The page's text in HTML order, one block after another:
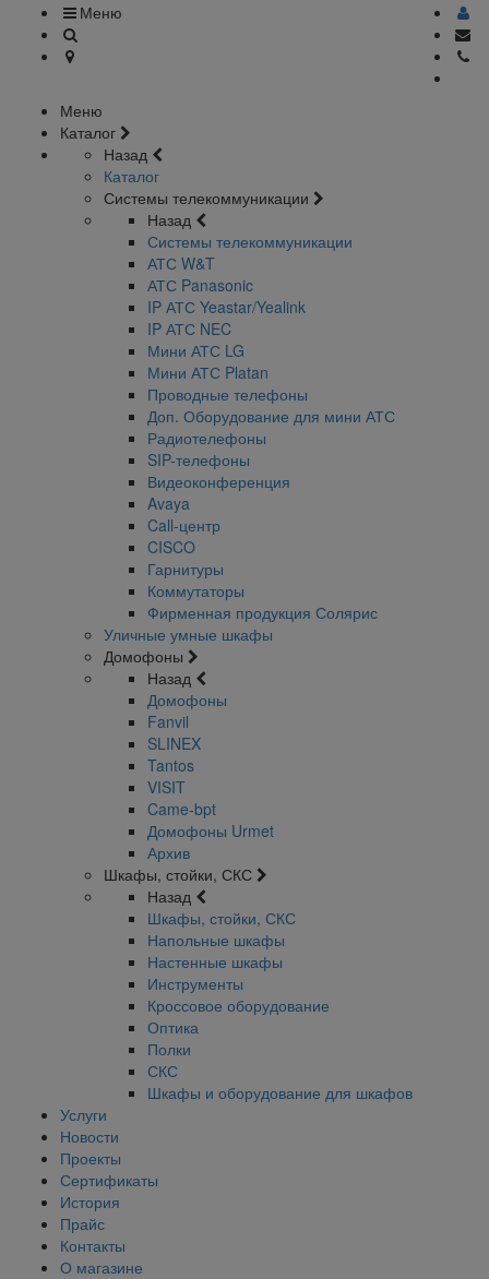
Меню
Меню
Каталог
Назад
Каталог
Системы телекоммуникации
Назад
Системы телекоммуникации
АТС W&T
АТС Panasonic
IP АТС Yeastar/Yealink
IP АТС NEC
Мини АТС LG
Мини АТС Platan
Проводные телефоны
Доп. Оборудование для мини АТС
Радиотелефоны
SIP-телефоны
Видеоконференция
Avaya
Call-центр
CISCO
Гарнитуры
Коммутаторы
Фирменная продукция Солярис
Уличные умные шкафы
Домофоны
Назад
Домофоны
Fanvil
SLINEX
Tantos
VISIT
Came-bpt
Домофоны Urmet
Архив
Шкафы, стойки, СКС
Назад
Шкафы, стойки, СКС
Напольные шкафы
Настенные шкафы
Инструменты
Кроссовое оборудование
Оптика
Полки
СКС
Шкафы и оборудование для шкафов
Услуги
Новости
Проекты
Сертификаты
История
Прайс
Контакты
О магазине